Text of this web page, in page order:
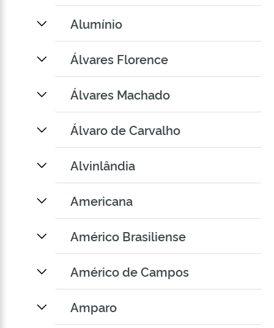
Alumínio
Álvares Florence
Álvares Machado
Álvaro de Carvalho
Alvinlândia
Americana
Américo Brasiliense
Américo de Campos
Amparo